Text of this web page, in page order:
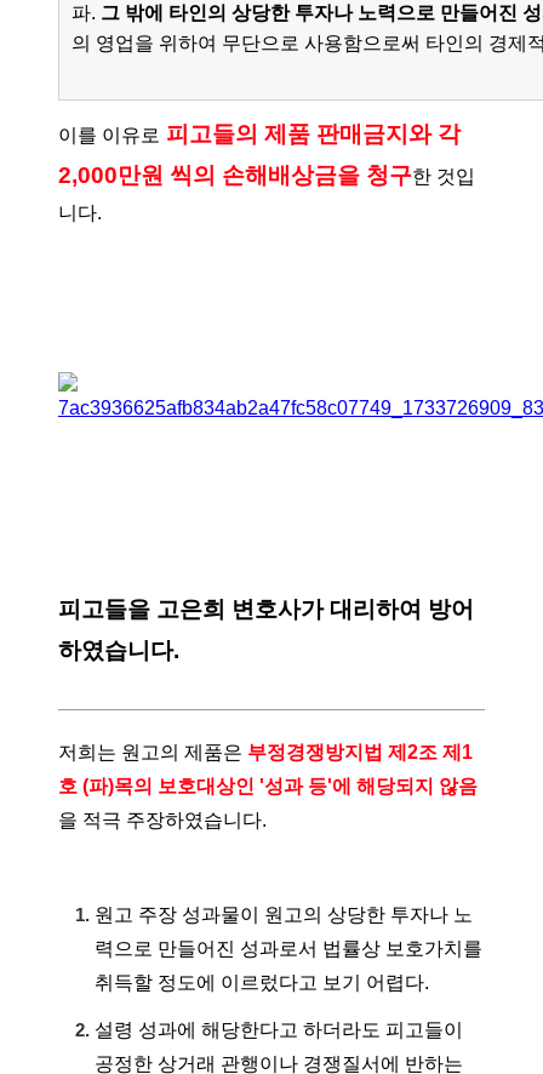
파. 그 밖에 타인의 상당한 투자나 노력으로 만들어진
의 영업을 위하여 무단으로 사용함으로써 타인의 경제
이를 이유로 피고들의 제품 판매금지와 각
2,000만원 씩의 손해배상금을 청구한 것입
니다.
피고들을 고은희 변호사가 대리하여 방어
하였습니다.
저희는 원고의 제품은 부정경쟁방지법 제2조 제1
호 (파)목의 보호대상인 '성과 등'에 해당되지 않음
을 적극 주장하였습니다.
원고 주장 성과물이 원고의 상당한 투자나 노
력으로 만들어진 성과로서 법률상 보호가치를
취득할 정도에 이르렀다고 보기 어렵다.
설령 성과에 해당한다고 하더라도 피고들이
공정한 상거래 관행이나 경쟁질서에 반하는